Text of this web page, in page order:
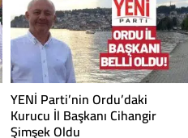
yaşanmadı. Açıklanan fiyatlara
rağmen piyasada işlem gören fındık
fiyatları düşük seviyelerde kalmayı
sürdürdü. İşte Ordu genelindeki
serbest piyasa fındık fiyatı...
YENİ Parti’nin Ordu’daki
Kurucu İl Başkanı Cihangir
Şimşek Oldu